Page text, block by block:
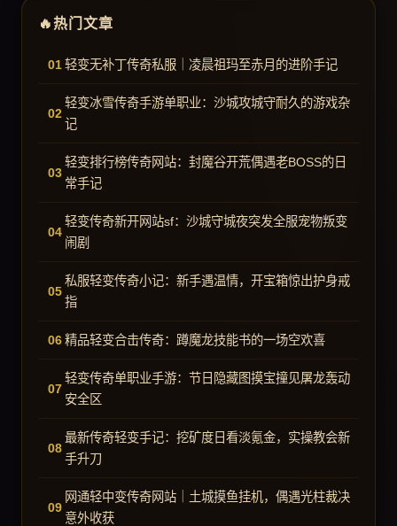
热门文章
轻变无补丁传奇私服｜凌晨祖玛至赤月的进阶手记
轻变冰雪传奇手游单职业：沙城攻城守耐久的游戏杂
记
轻变排行榜传奇网站：封魔谷开荒偶遇老BOSS的日
常手记
轻变传奇新开网站sf：沙城守城夜突发全服宠物叛变
闹剧
私服轻变传奇小记：新手遇温情，开宝箱惊出护身戒
指
精品轻变合击传奇：蹲魔龙技能书的一场空欢喜
轻变传奇单职业手游：节日隐藏图摸宝撞见屠龙轰动
安全区
最新传奇轻变手记：挖矿度日看淡氪金，实操教会新
手升刀
网通轻中变传奇网站｜土城摸鱼挂机，偶遇光柱裁决
意外收获